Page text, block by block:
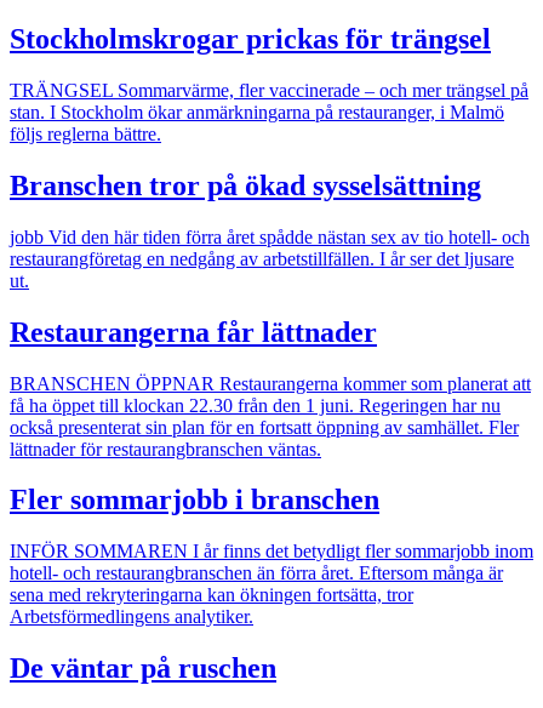
Stockholmskrogar prickas för trängsel
TRÄNGSEL Sommarvärme, fler vaccinerade – och mer trängsel på
stan. I Stockholm ökar anmärkningarna på restauranger, i Malmö
följs reglerna bättre.
Branschen tror på ökad sysselsättning
jobb Vid den här tiden förra året spådde nästan sex av tio hotell- och
restaurangföretag en nedgång av arbetstillfällen. I år ser det ljusare
ut.
Restaurangerna får lättnader
BRANSCHEN ÖPPNAR Restaurangerna kommer som planerat att
få ha öppet till klockan 22.30 från den 1 juni. Regeringen har nu
också presenterat sin plan för en fortsatt öppning av samhället. Fler
lättnader för restaurangbranschen väntas.
Fler sommarjobb i branschen
INFÖR SOMMAREN I år finns det betydligt fler sommarjobb inom
hotell- och restaurangbranschen än förra året. Eftersom många är
sena med rekryteringarna kan ökningen fortsätta, tror
Arbetsförmedlingens analytiker.
De väntar på ruschen